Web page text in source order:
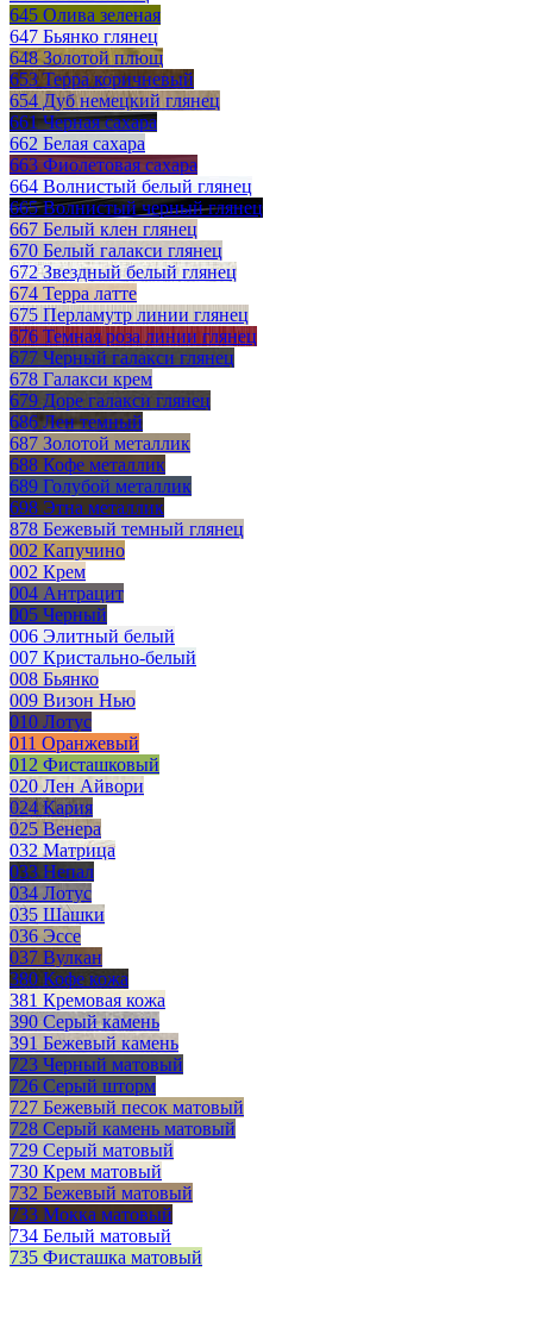
645 Олива зеленая
647 Бьянко глянец
648 Золотой плющ
653 Терра коричневый
654 Дуб немецкий глянец
661 Черная сахара
662 Белая сахара
663 Фиолетовая сахара
664 Волнистый белый глянец
665 Волнистый черный глянец
667 Белый клен глянец
670 Белый галакси глянец
672 Звездный белый глянец
674 Терра латте
675 Перламутр линии глянец
676 Темная роза линии глянец
677 Черный галакси глянец
678 Галакси крем
679 Доре галакси глянец
686 Лен темный
687 Золотой металлик
688 Кофе металлик
689 Голубой металлик
698 Этна металлик
878 Бежевый темный глянец
002 Капучино
002 Крем
004 Антрацит
005 Черный
006 Элитный белый
007 Кристально-белый
008 Бьянко
009 Визон Нью
010 Лотус
011 Оранжевый
012 Фисташковый
020 Лен Айвори
024 Кария
025 Венера
032 Матрица
033 Непал
034 Лотус
035 Шашки
036 Эссе
037 Вулкан
380 Кофе кожа
381 Кремовая кожа
390 Серый камень
391 Бежевый камень
723 Черный матовый
726 Серый шторм
727 Бежевый песок матовый
728 Серый камень матовый
729 Серый матовый
730 Крем матовый
732 Бежевый матовый
733 Мокка матовый
734 Белый матовый
735 Фисташка матовый